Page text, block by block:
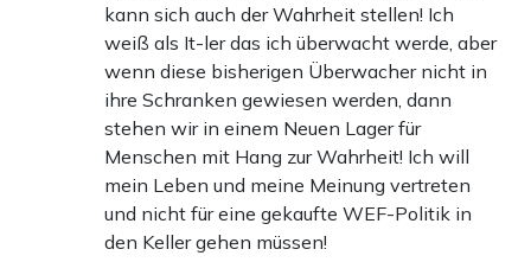
kann sich auch der Wahrheit stellen! Ich
weiß als It-ler das ich überwacht werde, aber
wenn diese bisherigen Überwacher nicht in
ihre Schranken gewiesen werden, dann
stehen wir in einem Neuen Lager für
Menschen mit Hang zur Wahrheit! Ich will
mein Leben und meine Meinung vertreten
und nicht für eine gekaufte WEF-Politik in
den Keller gehen müssen!